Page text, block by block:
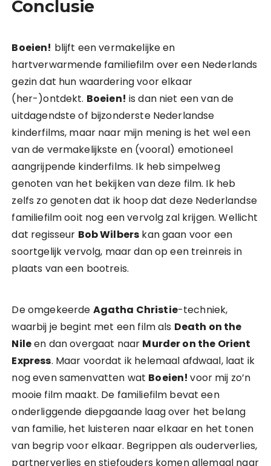
Conclusie
Boeien! blijft een vermakelijke en
hartverwarmende familiefilm over een Nederlands
gezin dat hun waardering voor elkaar
(her-)ontdekt. Boeien! is dan niet een van de
uitdagendste of bijzonderste Nederlandse
kinderfilms, maar naar mijn mening is het wel een
van de vermakelijkste en (vooral) emotioneel
aangrijpende kinderfilms. Ik heb simpelweg
genoten van het bekijken van deze film. Ik heb
zelfs zo genoten dat ik hoop dat deze Nederlandse
familiefilm ooit nog een vervolg zal krijgen. Wellicht
dat regisseur Bob Wilbers kan gaan voor een
soortgelijk vervolg, maar dan op een treinreis in
plaats van een bootreis.
De omgekeerde Agatha Christie-techniek,
waarbij je begint met een film als Death on the
Nileen dan overgaat naar Murder on the Orient
Express. Maar voordat ik helemaal afdwaal, laat ik
nog even samenvatten wat Boeien!voor mij zo’n
mooie film maakt. De familiefilm bevat een
onderliggende diepgaande laag over het belang
van familie, het luisteren naar elkaar en het tonen
van begrip voor elkaar. Begrippen als ouderverlies,
partnerverlies en stiefouders komen allemaal naar